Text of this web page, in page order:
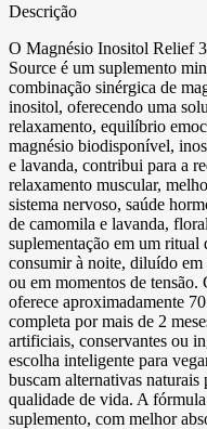
Descrição
O Magnésio Inositol Relief
Source é um suplemento
combinação sinérgica de
inositol, oferecendo uma
relaxamento, equilíbrio
magnésio biodisponível,
e lavanda, contribui para a
relaxamento muscular,
sistema nervoso, saúde
de camomila e lavanda,
suplementação em um ritual
consumir à noite, diluído em
ou em momentos de
oferece aproximadamente
completa por mais de 2
artificiais, conservantes ou
escolha inteligente para
buscam alternativas naturais
qualidade de vida. A
suplemento, com melhor